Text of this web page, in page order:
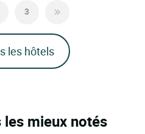
3
les hôtels
les mieux notés